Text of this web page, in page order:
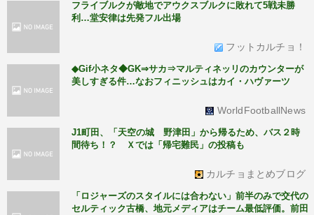
フライブルクが敵地でアウクスブルクに敗れて5戦未勝
利…堂安律は先発フル出場
フットカルチョ！
◆Gif小ネタ◆GK⇒サカ⇒マルティネッリのカウンターが
美しすぎる件…なおフィニッシュはカイ・ハヴァーツ
WorldFootballNews
J1町田、「天空の城 野津田」から帰るため、バス２時
間待ち！？ Ｘでは「帰宅難民」の投稿も
カルチョまとめブログ
「ロジャーズのスタイルには合わない」前半のみで交代の
セルティック古橋、地元メディアはチーム最低評価。前田